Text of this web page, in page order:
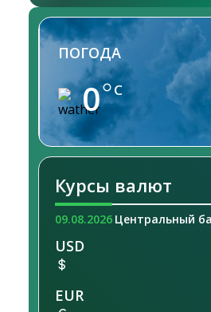
ПОГОДА
0 C
Курсы валют
09.08.2026 Центральный
USD
EUR